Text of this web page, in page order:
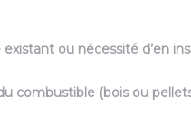
ou nécessité d’en
combustible (bois ou